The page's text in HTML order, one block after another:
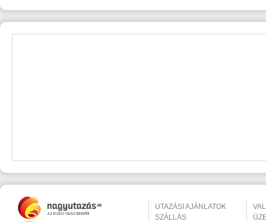
UTAZÁSI AJÁNLATOK
SZÁLLÁS